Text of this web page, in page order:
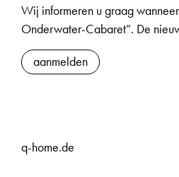
Wij informeren u graag
Onderwater-Cabaret”. De
aanmelden
q-home.de